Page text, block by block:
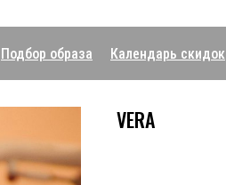
Подбор образа Календарь скидок
VERA